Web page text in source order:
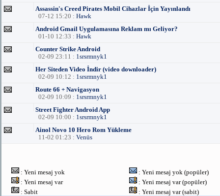
Assassin's Creed Pirates Mobil Cihazlar İçin Yayınlandı
07-12 15:20 : Hawk
Android Gmail Uygulamasına Reklam mı Geliyor?
01-10 12:33 : Hawk
Counter Strike Android
02-09 23:11 : 1srsrmnyk1
Her Siteden Video İndir (video downloader)
02-09 10:12 : 1srsrmnyk1
Route 66 + Navigasyon
02-09 10:09 : 1srsrmnyk1
Street Fighter Android App
02-09 10:00 : 1srsrmnyk1
Ainol Novo 10 Hero Rom Yükleme
11-02 01:23 : Venüs
: Yeni mesaj yok
: Yeni mesaj var
: Sabit
: Yeni mesaj yok (popüler)
: Yeni mesaj var (popüler)
: Yeni mesaj var (sabit)